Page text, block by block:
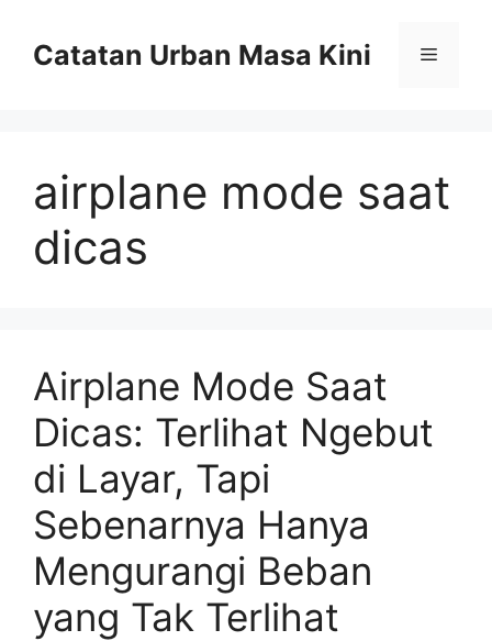
contentCatatan Urban Masa Kini Menu
airplane mode saat
dicas
Airplane Mode Saat
Dicas: Terlihat Ngebut
di Layar, Tapi
Sebenarnya Hanya
Mengurangi Beban
yang Tak Terlihat